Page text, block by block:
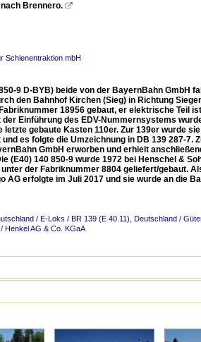
Brennero. 
Schienentraktion mbH
9 D-BYB) beide von der BayernBahn GmbH
den Bahnhof Kirchen (Sieg) in Richtung
18956 gebaut, er elektrische Teil
Einführung des EDV-Nummernsystems
gebaute Kasten 110er. Zur 139er wurde
es folgte die Umzeichnung in DB 139 287-7.
GmbH erworben und erhielt
(E40) 140 850-9 wurde 1972 bei Henschel &
der Fabriknummer 8804 geliefert/gebaut.
erfolgte im Juli 2017 und sie wurde an die
/ E-Loks / BR 139 (E 40.11) Deutschland /
Henkel AG & Co. KGaA